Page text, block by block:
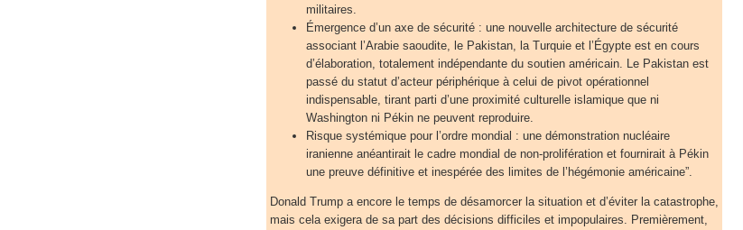
militaires.
Émergence d’un axe de sécurité : une nouvelle architecture de sécurité
associant l’Arabie saoudite, le Pakistan, la Turquie et l’Égypte est en cours
d’élaboration, totalement indépendante du soutien américain. Le Pakistan est
passé du statut d’acteur périphérique à celui de pivot opérationnel
indispensable, tirant parti d’une proximité culturelle islamique que ni
Washington ni Pékin ne peuvent reproduire.
Risque systémique pour l’ordre mondial : une démonstration nucléaire
iranienne anéantirait le cadre mondial de non-prolifération et fournirait à Pékin
une preuve définitive et inespérée des limites de l’hégémonie américaine”.
Donald Trump a encore le temps de désamorcer la situation et d’éviter la catastrophe,
mais cela exigera de sa part des décisions difficiles et impopulaires. Premièrement,